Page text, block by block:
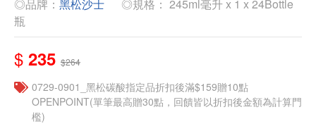
◎品牌： 黑松沙士
◎規格： 245ml毫升 x 1 x 24Bottle
瓶
$ 235 $264
0729-0901_黑松碳酸指定品折扣後滿$159贈10點
OPENPOINT(單筆最高贈30點，回饋皆以折扣後金額為計算門
檻)